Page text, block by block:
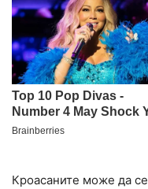
Кроасаните може да се